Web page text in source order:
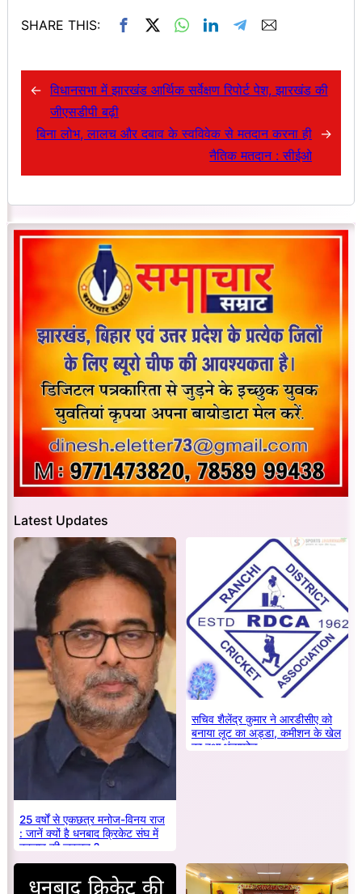
SHARE THIS:
← विधानसभा में झारखंड आर्थिक सर्वेक्षण रिपोर्ट पेश, झारखंड की
जीएसडीपी बढ़ी
बिना लोभ, लालच और दबाव के स्वविवेक से मतदान करना ही
नैतिक मतदान : सीईओ
→
Latest Updates
25 वर्षों से एकछत्र मनोज-विनय राज
: जानें क्यों है धनबाद क्रिकेट संघ में
बदलाव की जरूरत ?
सचिव शैलेंद्र कुमार ने आरडीसीए को
बनाया लूट का अड्डा, कमीशन के खेल
का हुआ भंडाफोड़